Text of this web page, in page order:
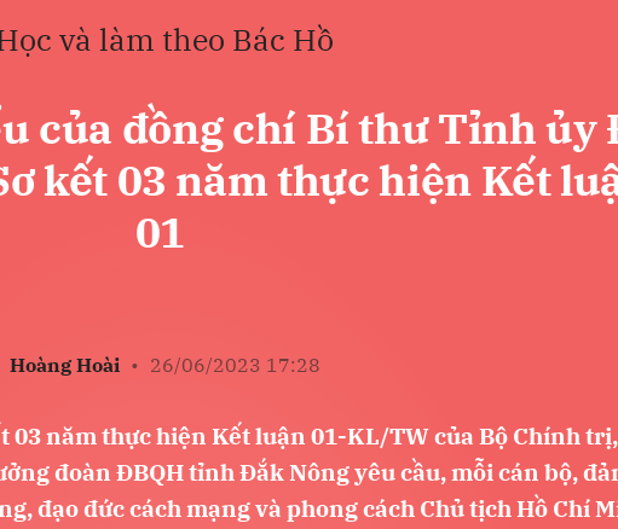
và làm theo Bác Hồ
của đồng chí Bí thư Tỉnh ủy
kết 03 năm thực hiện Kết
01
Hoàng Hoài • 26/06/2023 17:28
03 năm thực hiện Kết luận 01-KL/TW của Bộ Chính
đoàn ĐBQH tỉnh Đắk Nông yêu cầu, mỗi cán bộ,
đạo đức cách mạng và phong cách Chủ tịch Hồ Chí
Hủy Gửi